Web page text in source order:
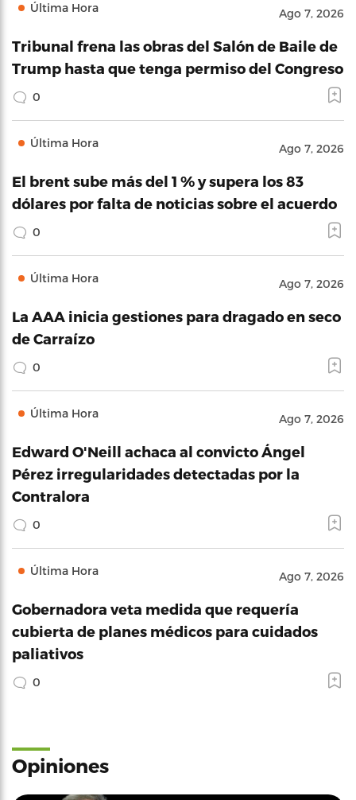
Última Hora Ago 7, 2026
Tribunal frena las obras del Salón de Baile de
Trump hasta que tenga permiso del Congreso
0
Última Hora Ago 7, 2026
El brent sube más del 1 % y supera los 83
dólares por falta de noticias sobre el acuerdo
0
Última Hora Ago 7, 2026
La AAA inicia gestiones para dragado en seco
de Carraízo
0
Última Hora Ago 7, 2026
Edward O'Neill achaca al convicto Ángel
Pérez irregularidades detectadas por la
Contralora
0
Última Hora Ago 7, 2026
Gobernadora veta medida que requería
cubierta de planes médicos para cuidados
paliativos
0
Opiniones